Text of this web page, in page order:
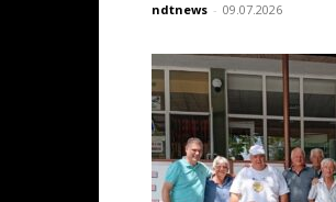
ndtnews - 09.07.2026